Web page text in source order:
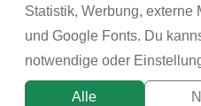
Statistik, Werbung, externe
und Google Fonts. Du
notwendige oder
Alle
Lizenzstatus
(etwa Bilder oder Videos)
durch Anklicken dieser
© chemie-